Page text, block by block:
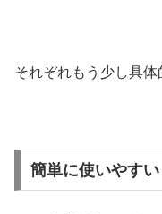
それぞれもう少し具体
簡単に使いやすい